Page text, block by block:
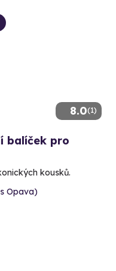
8.0(1)
balíček pro
kousků.
Opava)